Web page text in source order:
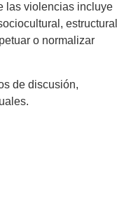
las violencias incluye
estructural
o normalizar
de discusión,